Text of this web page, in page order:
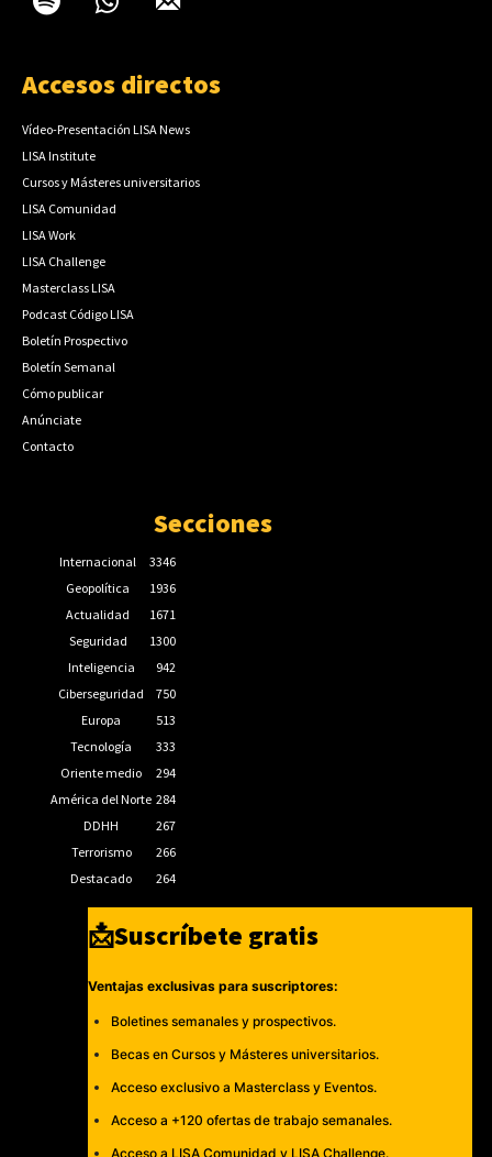
Accesos directos
Vídeo-Presentación LISA News
LISA Institute
Cursos y Másteres universitarios
LISA Comunidad
LISA Work
LISA Challenge
Masterclass LISA
Podcast Código LISA
Boletín Prospectivo
Boletín Semanal
Cómo publicar
Anúnciate
Contacto
Secciones
Internacional
3346
Geopolítica
1936
Actualidad
1671
Seguridad
1300
Inteligencia
942
Ciberseguridad
750
Europa
513
Tecnología
333
Oriente medio
294
América del Norte 284
DDHH
267
Terrorismo
266
Destacado
264
📩Suscríbete gratis
Ventajas exclusivas para suscriptores:
Boletines semanales y prospectivos.
Becas en Cursos y Másteres universitarios.
Acceso exclusivo a Masterclass y Eventos.
Acceso a +120 ofertas de trabajo semanales.
Acceso a LISA Comunidad y LISA Challenge.